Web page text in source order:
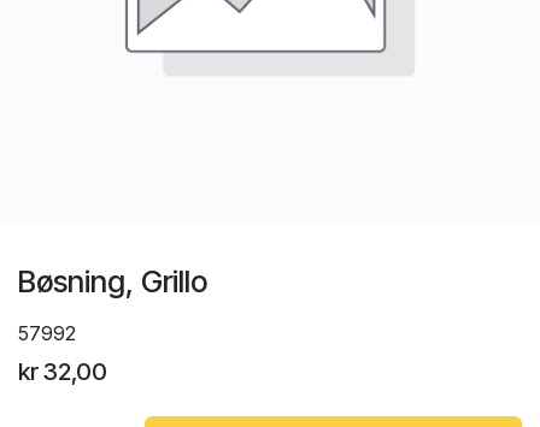
Bøsning, Grillo
57992
kr32,00